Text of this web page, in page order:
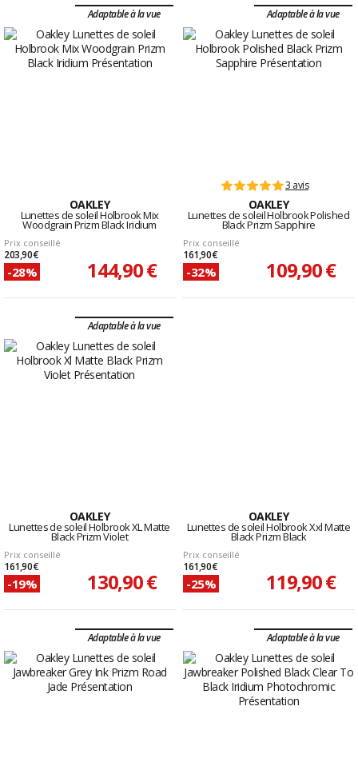
Adaptable à la vue
OAKLEY
Lunettes de soleil Holbrook Mix
Woodgrain Prizm Black Iridium
Prix conseillé
203,90 €
-28% 144,90 €
Adaptable à la vue
3 avis
OAKLEY
Lunettes de soleil Holbrook Polished
Black Prizm Sapphire
Prix conseillé
161,90 €
-32% 109,90 €
Adaptable à la vue
OAKLEY
Lunettes de soleil Holbrook XL Matte
Black Prizm Violet
Prix conseillé
161,90 €
-19% 130,90 €
OAKLEY
Lunettes de soleil Holbrook Xxl Matte
Black Prizm Black
Prix conseillé
161,90 €
-25% 119,90 €
Adaptable à la vue Adaptable à la vue